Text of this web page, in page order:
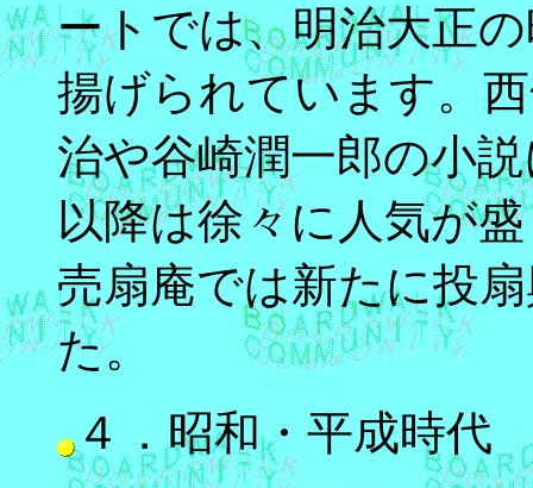
ートでは、明治大正
揚げられています。
治や谷崎潤一郎の小
以降は徐々に人気が
売扇庵では新たに投
た。
４．昭和・平成時代